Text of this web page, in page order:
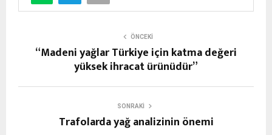
ÖNCEKI
“Madeni yağlar Türkiye için katma değeri
yüksek ihracat ürünüdür”
SONRAKI
Trafolarda yağ analizinin önemi